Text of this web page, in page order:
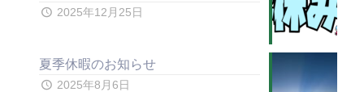
2025年12月25日
夏季休暇のお知らせ
2025年8月6日